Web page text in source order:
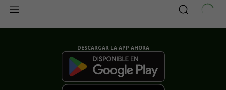
DESCARGAR LA APP AHORA